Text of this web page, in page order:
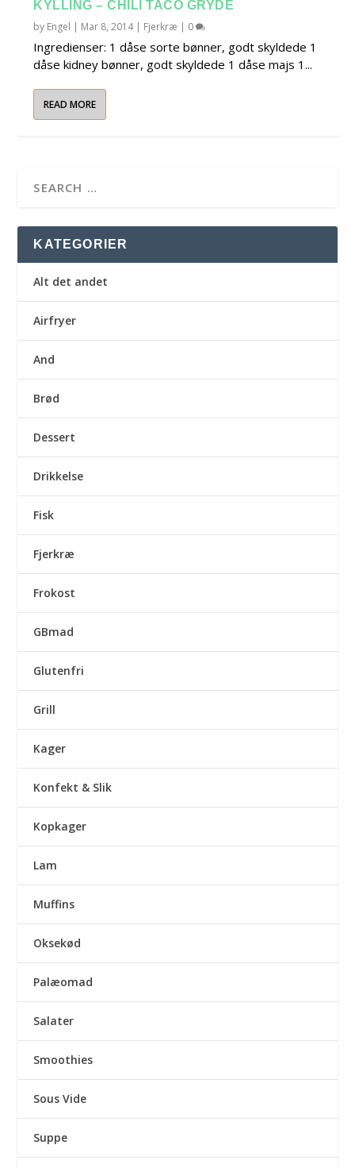
KYLLING – CHILI TACO GRYDE
by Engel | Mar 8, 2014| Fjerkræ | 0
Ingredienser: 1 dåse sorte bønner, godt skyldede 1
dåse kidney bønner, godt skyldede 1 dåse majs 1...
READ MORE
KATEGORIER
Alt det andet
Airfryer
And
Brød
Dessert
Drikkelse
Fisk
Fjerkræ
Frokost
GBmad
Glutenfri
Grill
Kager
Konfekt & Slik
Kopkager
Lam
Muffins
Oksekød
Palæomad
Salater
Smoothies
Sous Vide
Suppe